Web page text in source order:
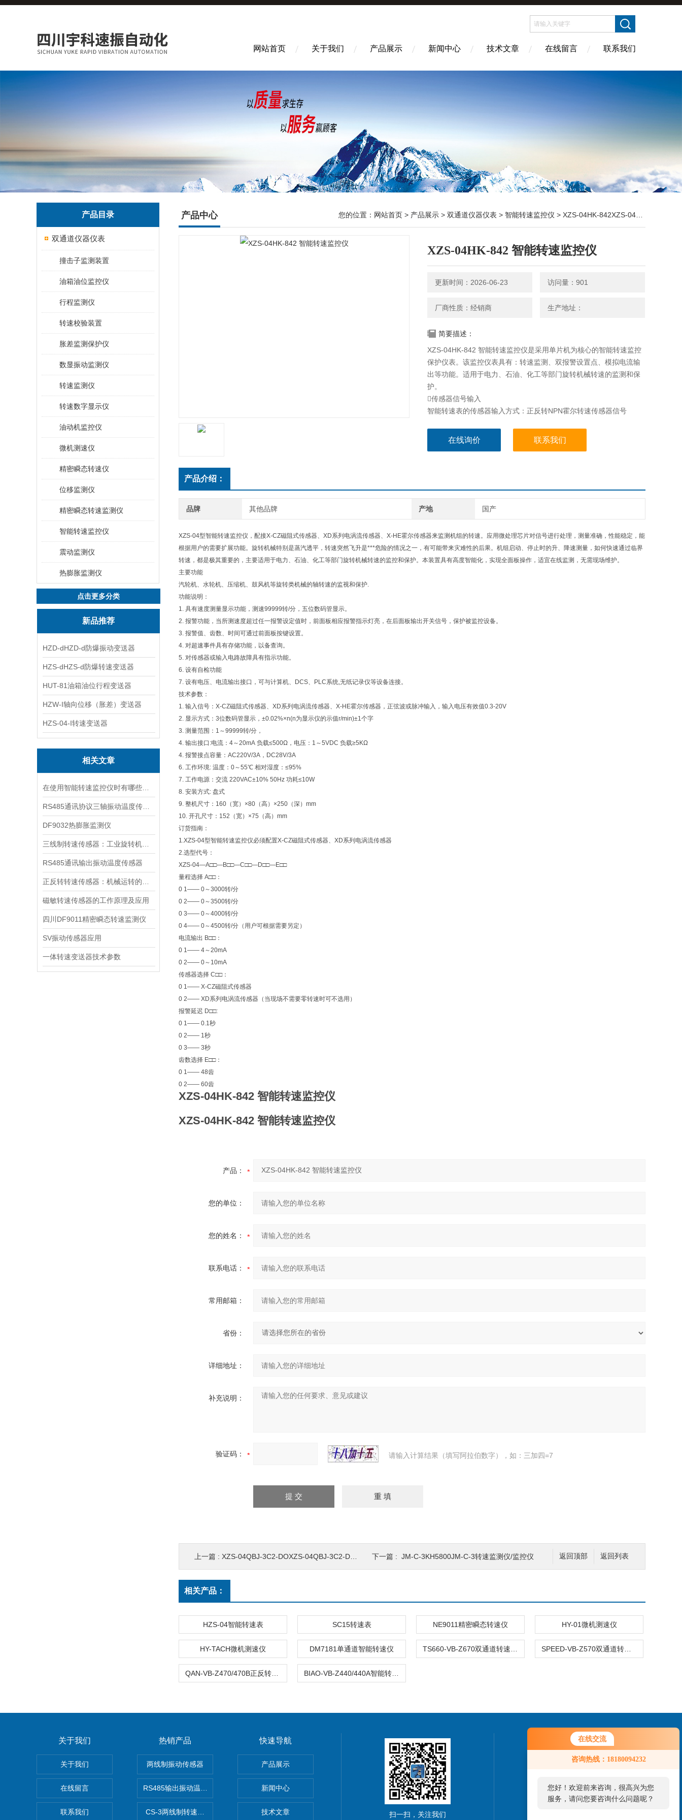
在线交流
咨询热线：18180094232
您好！欢迎前来咨询，很高兴为您
服务，请问您要咨询什么问题呢？
网站首页 关于我们 产品展示 新闻中心 技术文章 在线留言 联系我们
产品目录
双通道仪器仪表
撞击子监测装置
油箱油位监控仪
行程监测仪
转速校验装置
胀差监测保护仪
数显振动监测仪
转速监测仪
转速数字显示仪
油动机监控仪
微机测速仪
精密瞬态转速仪
位移监测仪
精密瞬态转速监测仪
智能转速监控仪
震动监测仪
热膨胀监测仪
点击更多分类
新品推荐
HZD-dHZD-d防爆振动变送器
HZS-dHZS-d防爆转速变送器
HUT-81油箱油位行程变送器
HZW-I轴向位移（胀差）变送器
HZS-04-I转速变送器
相关文章
DF9032热膨胀监测仪
RS485通讯输出振动温度传感器
磁敏转速传感器的工作原理及应用
四川DF9011精密瞬态转速监测仪
SV振动传感器应用
一体转速变送器技术参数
产品中心 您的位置： 网站首页 > 产品展示 > 双通道仪器仪表 > 智能转速监控仪 > XZS-04HK-842XZS-04HK-842 智能转速监控仪
XZS-04HK-842 智能转速监控仪
更新时间：2026-06-23 访问量：901
厂商性质：经销商 生产地址：
简要描述：
XZS-04HK-842 智能转速监控仪是采用单片机为核心的智能转速监控
保护仪表。该监控仪表具有：转速监测、双报警设置点、模拟电流输
出等功能。适用于电力、石油、化工等部门旋转机械转速的监测和保
护。
传感器信号输入
智能转速表的传感器输入方式：正反转NPN霍尔转速传感器信号
在线询价 联系我们
产品介绍：
品牌 其他品牌 产地 国产
XZS-04型智能转速监控仪，配接X-CZ磁阻式传感器、XD系列电涡流传感器、X-HE霍尔传感器来监测机组的转速。应用微处理芯片对信号进行处理，测量准确，性能稳定，能
根据用户的需要扩展功能。旋转机械特别是蒸汽透平，转速突然飞升是***危险的情况之一，有可能带来灾难性的后果。机组启动、停止时的升、降速测量，如何快速通过临界
转速，都是极其重要的，主要适用于电力、石油、化工等部门旋转机械转速的监控和保护。本装置具有高度智能化，实现全面板操作，适宜在线监测，无需现场维护。
主要功能
汽轮机、水轮机、压缩机、鼓风机等旋转类机械的轴转速的监视和保护.
功能说明：
1. 具有速度测量显示功能，测速99999转/分，五位数码管显示。
2. 报警功能，当所测速度超过任一报警设定值时，前面板相应报警指示灯亮，在后面板输出开关信号，保护被监控设备。
3. 报警值、齿数、时间可通过前面板按键设置。
4. 对超速事件具有存储功能，以备查询。
5. 对传感器或输入电路故障具有指示功能。
6. 设有自检功能
7. 设有电压、电流输出接口，可与计算机、DCS、PLC系统,无纸记录仪等设备连接。
技术参数：
1. 输入信号：X-CZ磁阻式传感器、XD系列电涡流传感器、X-HE霍尔传感器，正弦波或脉冲输入，输入电压有效值0.3-20V
2. 显示方式：3位数码管显示，±0.02%×n(n为显示仪的示值r/min)±1个字
3. 测量范围：1～99999转/分，
4. 输出接口:电流：4～20mA 负载≤500Ω，电压：1～5VDC 负载≥5KΩ
4. 报警接点容量：AC220V/3A，DC28V/3A
6. 工作环境: 温度：0～55℃ 相对湿度：≤95%
7. 工作电源：交流 220VAC±10% 50Hz 功耗≤10W
8. 安装方式: 盘式
9. 整机尺寸：160（宽）×80（高）×250（深）mm
10. 开孔尺寸：152（宽）×75（高）mm
订货指南：
1.XZS-04型智能转速监控仪必须配置X-CZ磁阻式传感器、XD系列电涡流传感器
2.选型代号：
XZS-04—A□□—B□□—C□□—D□□—E□□
量程选择 A□□：
0 1—— 0～3000转/分
0 2—— 0～3500转/分
0 3—— 0～4000转/分
0 4—— 0～4500转/分（用户可根据需要另定）
电流输出 B□□：
0 1—— 4～20mA
0 2—— 0～10mA
传感器选择 C□□：
0 1—— X-CZ磁阻式传感器
0 2—— XD系列电涡流传感器（当现场不需要零转速时可不选用）
报警延迟 D□□:
0 1—— 0.1秒
0 2—— 1秒
0 3—— 3秒
齿数选择 E□□：
0 1—— 48齿
0 2—— 60齿
XZS-04HK-842 智能转速监控仪
XZS-04HK-842 智能转速监控仪
产品：
您的单位：
您的姓名：
联系电话：
常用邮箱：
省份：
详细地址：
补充说明：
验证码： 请输入计算结果（填写阿拉伯数字），如：三加四=7
返回列表
返回顶部
上一篇 : XZS-04QBJ-3C2-DOXZS-04QBJ-3C2-DO转速监测保护仪 下一篇 : JM-C-3KH5800JM-C-3转速监测仪/监控仪
相关产品：
HZS-04智能转速表 SC15转速表 NE9011精密瞬态转速仪 HY-01微机测速仪
HY-TACH微机测速仪 DM7181单通道智能转速仪
关于我们
关于我们
在线留言
联系我们
热销产品
两线制振动传感器
RS485输出振动温度传感器
CS-3两线制转速传感器
快速导航
产品展示
新闻中心
技术文章 扫一扫，关注我们
联系我们